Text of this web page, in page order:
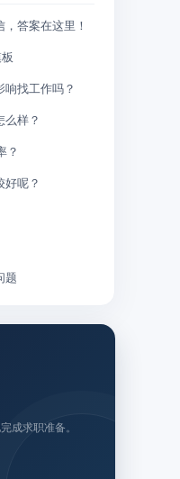
答案在这里！
找工作吗？
样？
？
呢？
题
成求职准备。